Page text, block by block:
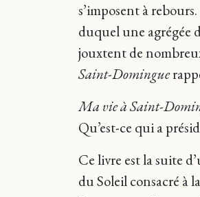
s’imposent à
duquel une agrégée
jouxtent de
Saint-Domingue
Ma vie à Saint-
Qu’est-ce qui a
Ce livre est la suite
du Soleil consacré à